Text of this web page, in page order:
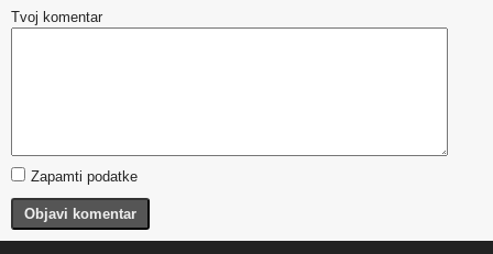
Tvoj komentar
Zapamti podatke
Objavi komentar